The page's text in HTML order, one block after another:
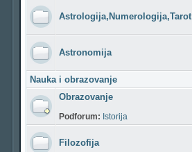
Astrologija,Numerologija,Tarot
Astronomija
Nauka i obrazovanje
Obrazovanje
Podforum: Istorija
Filozofija